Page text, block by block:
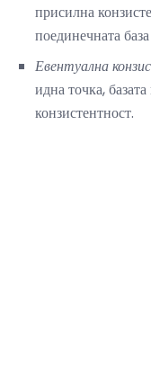
присилна
поединечната
Евентуална
идна точка,
конзистентност.